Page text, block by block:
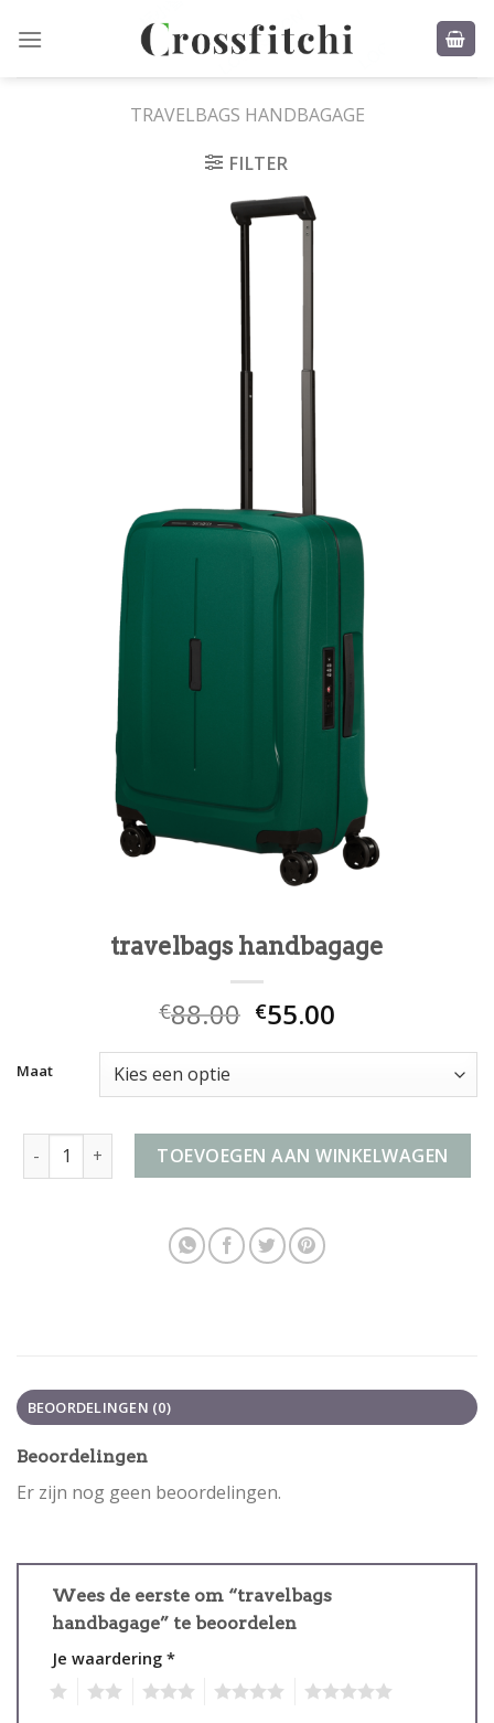
TRAVELBAGS HANDBAGAGE
FILTER
travelbags handbagage
€88.00 €55.00
Maat
travelbags handbagage aantalTOEVOEGEN AAN WINKELWAGEN
BEOORDELINGEN (0)
Beoordelingen
Er zijn nog geen beoordelingen.
Wees de eerste om “travelbags
handbagage” te beoordelen
Je waardering *